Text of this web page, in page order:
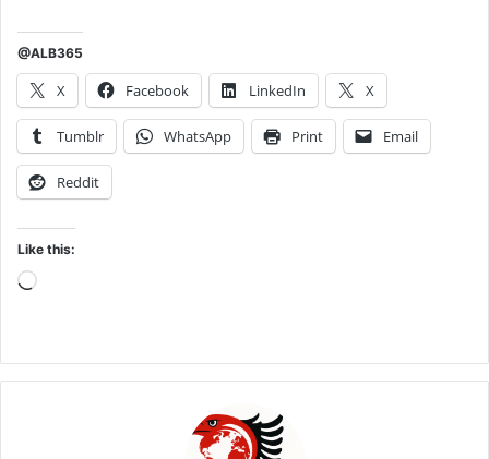
@ALB365
X Facebook LinkedIn X
Tumblr WhatsApp Print Email
Reddit
Like this:
Loading…